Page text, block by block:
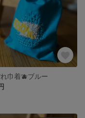
巾着🫐ブルー